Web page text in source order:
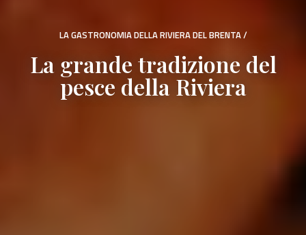
LA GASTRONOMIA DELLA RIVIERA DEL BRENTA/
La grande tradizione del
pesce della Riviera